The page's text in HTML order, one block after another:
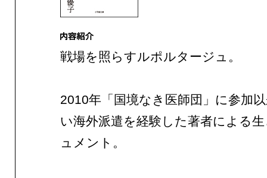
戦場を照らすルポルタージュ。
2010年「国境なき医師団」に参加
い海外派遣を経験した著者による
ュメント。